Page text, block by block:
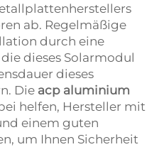
ab. Regelmäßige
durch eine
dieses Solarmodul
dieses
Die acp aluminium
helfen, Hersteller mit
einem guten
um Ihnen Sicherheit